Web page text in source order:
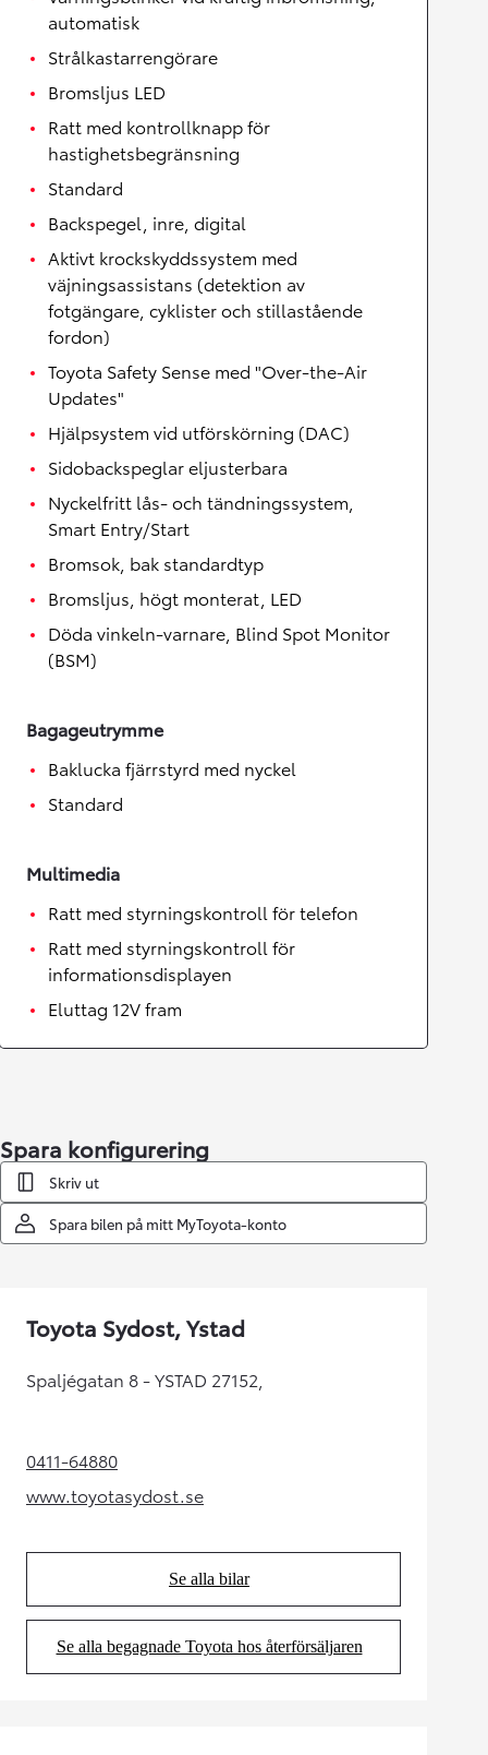
automatisk
Strålkastarrengörare
Bromsljus LED
Ratt med kontrollknapp för
hastighetsbegränsning
Standard
Backspegel, inre, digital
Aktivt krockskyddssystem med
väjningsassistans (detektion av
fotgängare, cyklister och stillastående
fordon)
Toyota Safety Sense med "Over-the-Air
Updates"
Hjälpsystem vid utförskörning (DAC)
Sidobackspeglar eljusterbara
Nyckelfritt lås- och tändningssystem,
Smart Entry/Start
Bromsok, bak standardtyp
Bromsljus, högt monterat, LED
Döda vinkeln-varnare, Blind Spot Monitor
(BSM)
Bagageutrymme
Baklucka fjärrstyrd med nyckel
Standard
Multimedia
Ratt med styrningskontroll för telefon
Ratt med styrningskontroll för
informationsdisplayen
Eluttag 12V fram
Spara konfigurering
Skriv ut
Spara bilen på mitt MyToyota-konto
Toyota Sydost, Ystad
Spaljégatan 8 - YSTAD 27152,
0411-64880(Opens in new tab)
www.toyotasydost.se
(Opens in new tab)
Se alla bilar
(Opens in new tab)
Se alla begagnade Toyota hos återförsäljaren
(Opens in new tab)